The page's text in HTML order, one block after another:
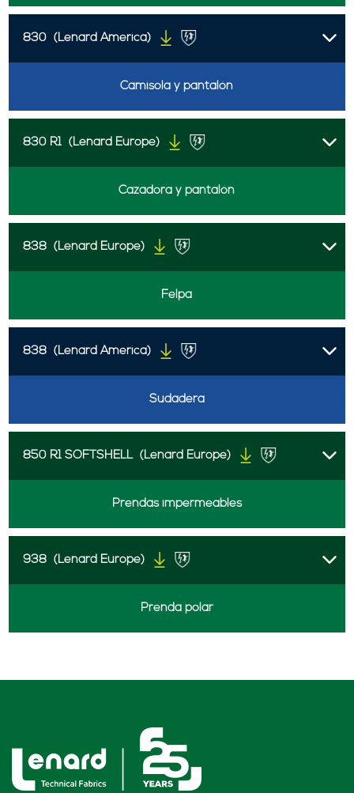
830 (Lenard America)
Camisola y pantalón
830 R1 (Lenard Europe)
Cazadora y pantalón
838 (Lenard Europe)
Felpa
838 (Lenard America)
Sudadera
850 R1 SOFTSHELL (Lenard Europe)
Prendas impermeables
938 (Lenard Europe)
Prenda polar